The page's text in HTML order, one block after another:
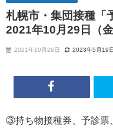
札幌市・集団接種「
2021年10月29日（
2021年10月26日 2023年5月19日
③持ち物接種券、予診票